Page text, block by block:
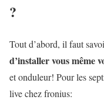
?
Tout d’abord, il faut
d’installer vous même
et onduleur! Pour les
live chez fronius: